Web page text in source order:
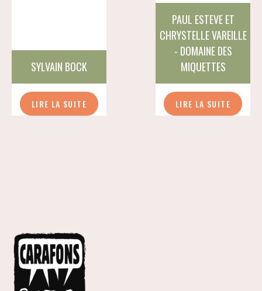
SYLVAIN BOCK
LIRE LA SUITE
PAUL ESTEVE ET
CHRYSTELLE VAREILLE
- DOMAINE DES
MIQUETTES
LIRE LA SUITE